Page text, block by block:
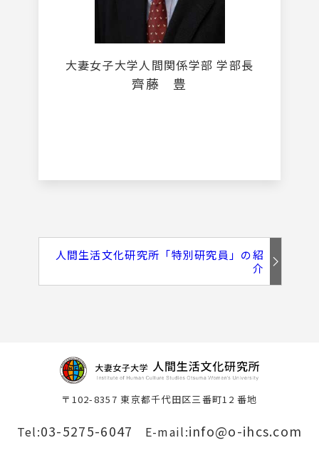
大妻女子大学人間関係学部 学部長
齊藤 豊
人間生活文化研究所「特別研究員」の紹
介
〒102-8357 東京都千代田区三番町12 番地
Tel:03-5275-6047 E-mail:info@o-ihcs.com